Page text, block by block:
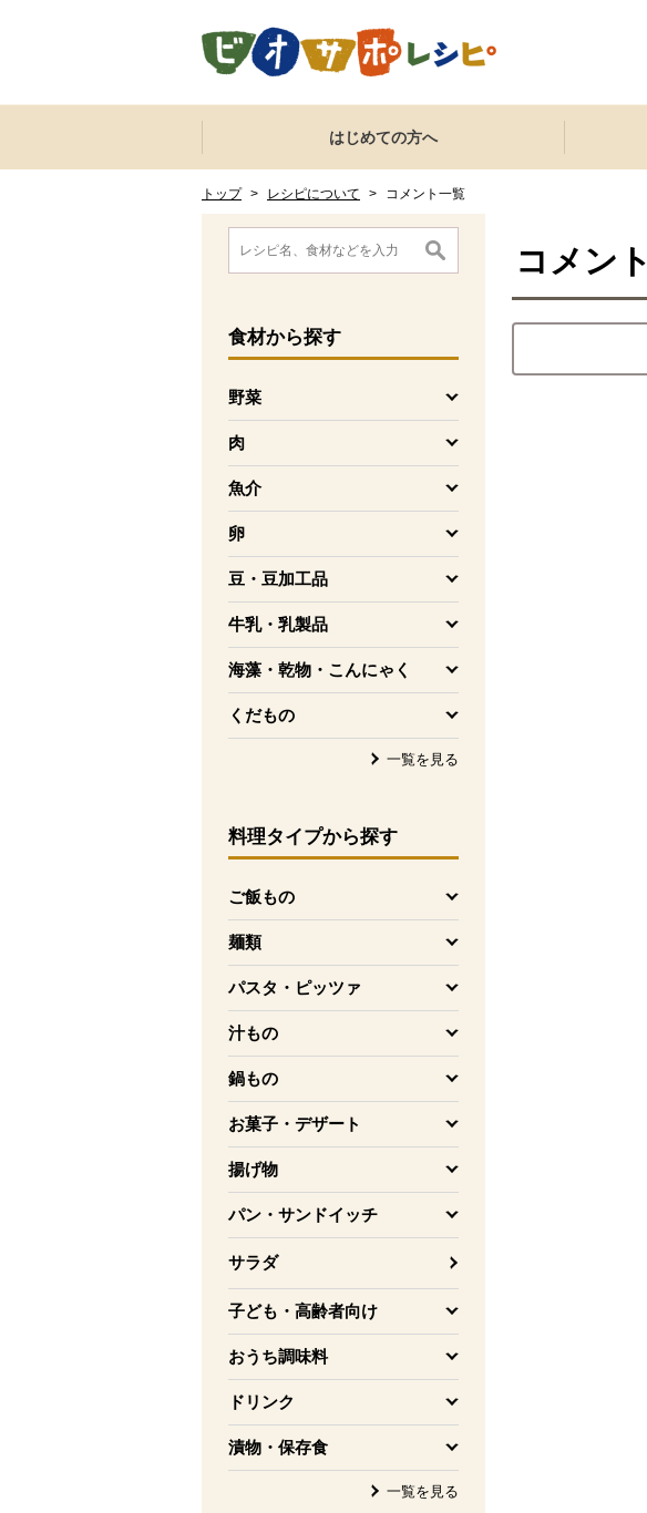
ここからサイト内共通メニューです。
サイト内共通メニューをスキップする
はじめての方へ
トップ > レシピについて > コメント一覧
ここから消費材検索メニューです。
食材から探す
野菜
を開く
肉
を開く
魚介
を開く
卵
を開く
豆・豆加工品
を開く
牛乳・乳製品
を開く
海藻・乾物・こんにゃく
を開く
くだもの
を開く
一覧を見る
料理タイプから探す
ご飯もの
を開く
麺類
を開く
パスタ・ピッツァ
を開く
汁もの
を開く
鍋もの
を開く
お菓子・デザート
を開く
揚げ物
を開く
パン・サンドイッチ
を開く
サラダ
子ども・高齢者向け
を開く
おうち調味料
を開く
ドリンク
を開く
漬物・保存食
を開く
一覧を見る
消費材検索メニューここまで。
ここから本文です。
コメント